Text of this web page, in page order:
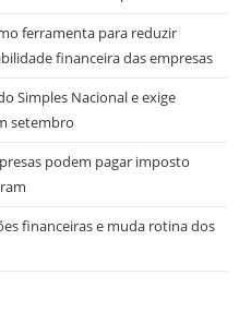
ferramenta para reduzir
financeira das empresas
Simples Nacional e exige
setembro
podem pagar imposto
financeiras e muda rotina dos